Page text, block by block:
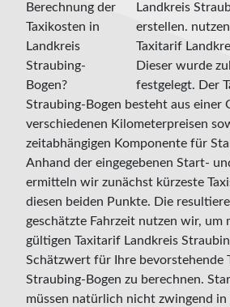
Landkreis
erstellen.
Taxitarif
Dieser wurde
festgelegt. Der
Straubing-Bogen besteht aus einer
verschiedenen Kilometerpreisen
zeitabhängigen Komponente für
Anhand der eingegebenen Start-
ermitteln wir zunächst kürzeste
diesen beiden Punkte. Die
geschätzte Fahrzeit nutzen wir, um
gültigen Taxitarif Landkreis
Schätzwert für Ihre bevorstehende
Straubing-Bogen zu berechnen.
müssen natürlich nicht zwingend in